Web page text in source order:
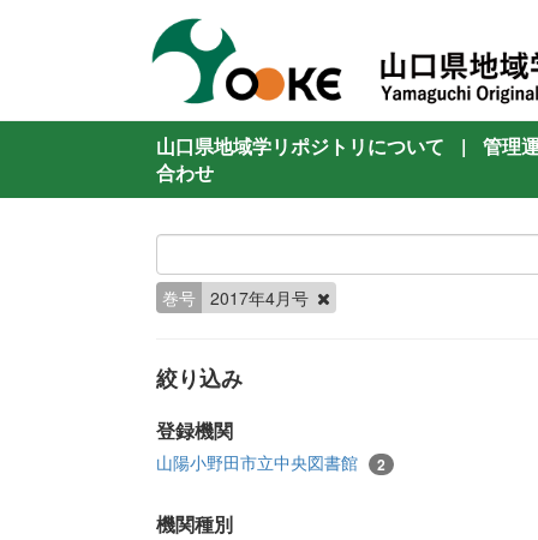
山口県地域学リポジトリについて |
管理
合わせ
巻号 2017年4月号
絞り込み
登録機関
山陽小野田市立中央図書館 2
機関種別